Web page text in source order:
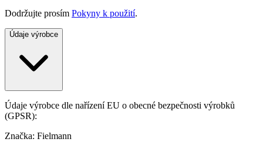
Dodržujte prosím Pokyny k použití.
Údaje výrobce
Údaje výrobce dle nařízení EU o obecné bezpečnosti výrobků
(GPSR):
Značka: Fielmann